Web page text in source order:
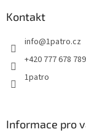
Kontakt
info@1patro.cz
+420 777 678 789
1patro
Informace pro